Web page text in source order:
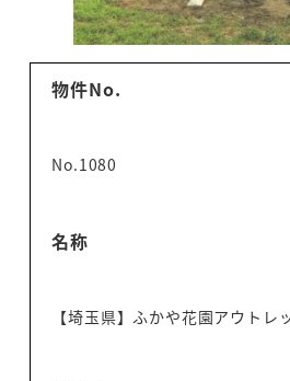
物件No.
No.1080
名称
【埼玉県】ふかや花園アウト